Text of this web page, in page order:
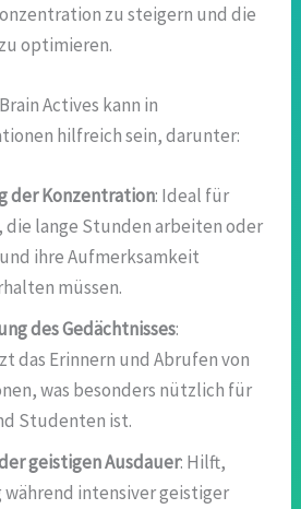
zu steigern und die
optimieren.
Actives kann in
hilfreich sein, darunter:
der Konzentration: Ideal für
die lange Stunden arbeiten oder
ihre Aufmerksamkeit
müssen.
des Gedächtnisses:
das Erinnern und Abrufen von
was besonders nützlich für
Studenten ist.
geistigen Ausdauer: Hilft,
während intensiver geistiger